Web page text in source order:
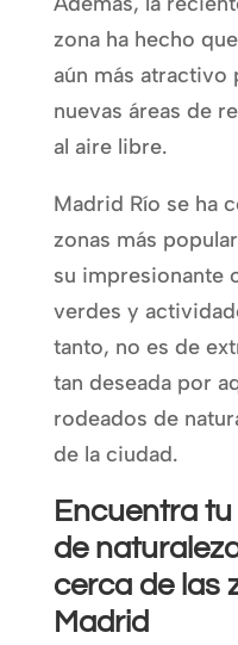
zona ha hecho
aún más atractivo
nuevas áreas de
al aire libre.
Madrid Río se ha
zonas más
su impresionante
verdes y
tanto, no es de
tan deseada por
rodeados de
de la ciudad.
Encuentra
de
cerca de las
Madrid